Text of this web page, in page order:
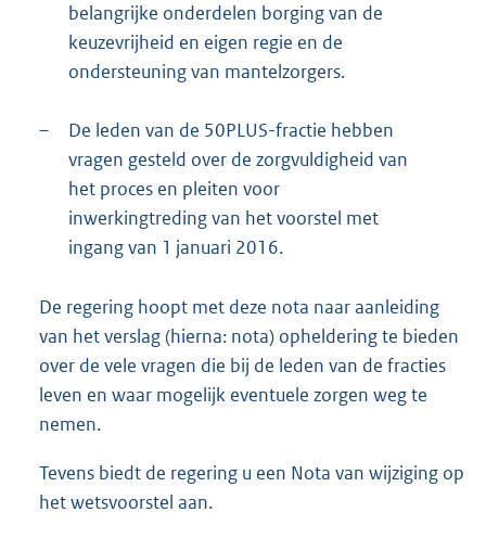
belangrijke onderdelen borging van de
keuzevrijheid en eigen regie en de
ondersteuning van mantelzorgers.
–
De leden van de 50PLUS-fractie hebben
vragen gesteld over de zorgvuldigheid van
het proces en pleiten voor
inwerkingtreding van het voorstel met
ingang van 1 januari 2016.
De regering hoopt met deze nota naar aanleiding
van het verslag (hierna: nota) opheldering te bieden
over de vele vragen die bij de leden van de fracties
leven en waar mogelijk eventuele zorgen weg te
nemen.
Tevens biedt de regering u een Nota van wijziging op
het wetsvoorstel aan.